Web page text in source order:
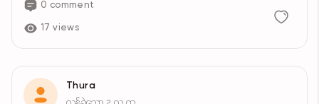
0 comment
17 views
Thura